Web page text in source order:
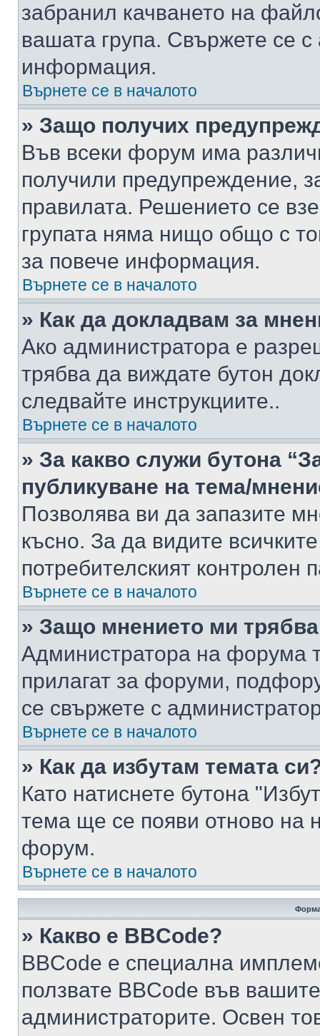
забранил качването на
вашата група. Свържете се
информация.
Върнете се в началото
» Защо получих
Във всеки форум има
получили предупреждение,
правилата. Решението се
групата няма нищо общо с
за повече информация.
Върнете се в началото
» Как да докладвам за
Ако администратора е
трябва да виждате бутон
следвайте инструкциите..
Върнете се в началото
» За какво служи бутона
публикуване на тема/
Позволява ви да запазите
късно. За да видите
потребителският контролен
Върнете се в началото
» Защо мнението ми
Администратора на форума
прилагат за форуми,
се свържете с
Върнете се в началото
» Как да избутам темата
Като натиснете бутона
тема ще се появи отново на
форум.
Върнете се в началото
» Какво е BBCode?
BBCode е специална
ползвате BBCode във
администраторите. Освен